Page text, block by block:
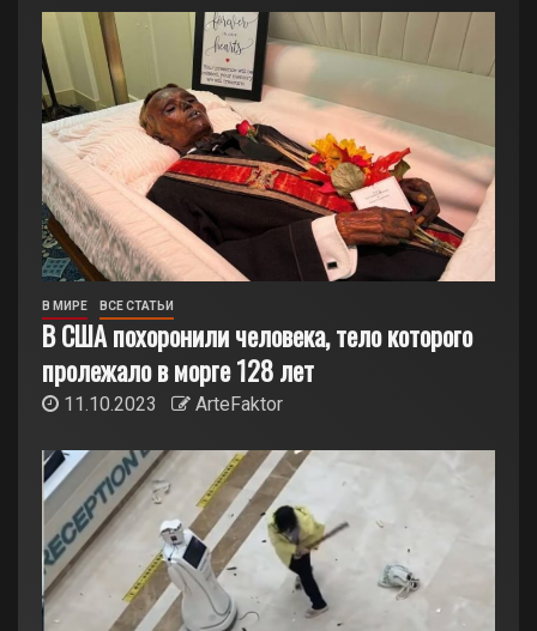
В МИРЕ ВСЕ СТАТЬИ
В США похоронили человека, тело которого
пролежало в морге 128 лет
11.10.2023 ArteFaktor